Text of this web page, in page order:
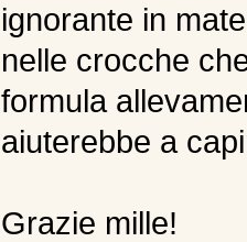
ignorante in
nelle crocche
formula
aiuterebbe a
Grazie mille!